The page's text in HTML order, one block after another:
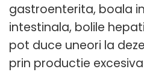
gastroenterita, boala
intestinala, bolile
pot duce uneori la
prin productie